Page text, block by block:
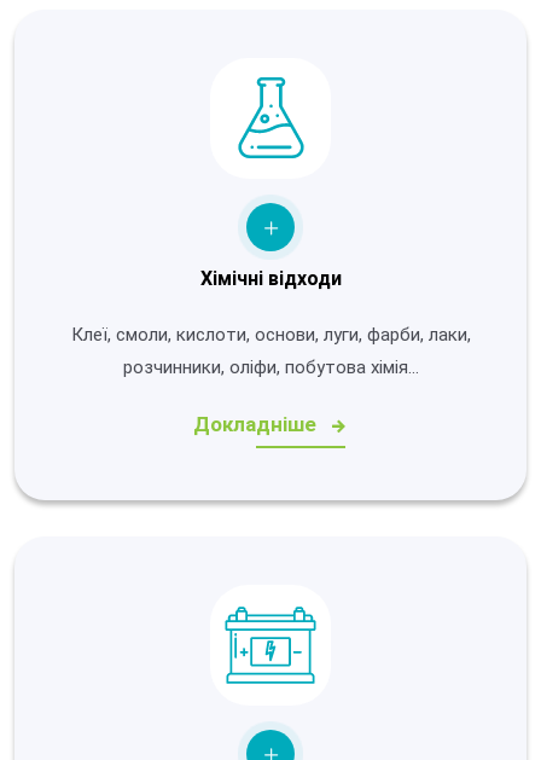
Хімічні відходи
Клеї, смоли, кислоти, основи, луги, фарби, лаки,
розчинники, оліфи, побутова хімія…
Докладніше